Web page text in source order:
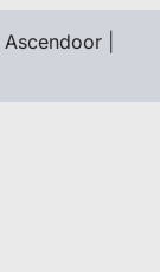
Ascendoor